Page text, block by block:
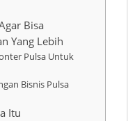
Bisa
Yang Lebih
Pulsa Untuk
Bisnis Pulsa
Itu